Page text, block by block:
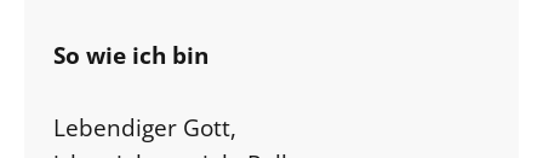
So wie ich bin
Lebendiger Gott,